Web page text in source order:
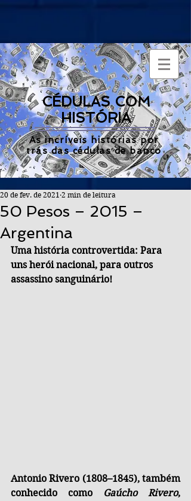
CÉDULAS COM
HISTÓRIA
As incríveis histórias por
trás das cédulas de banco
50 Pesos – 2015 –
Argentina
20 de fev. de 2021 2 min de leitura
Uma história controvertida: Para
uns herói nacional, para outros
assassino sanguinário!
Antonio Rivero (1808–1845), também
conhecido como
Gaúcho Rivero,